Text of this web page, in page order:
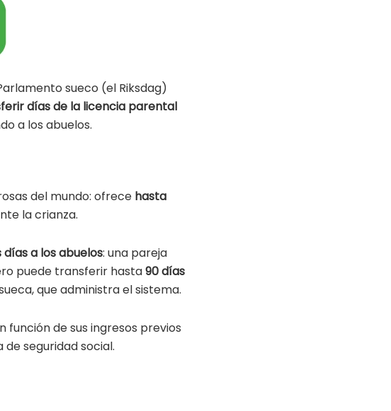
sueco (el Riksdag)
días de la licencia parental
a los abuelos.
del mundo: ofrece hasta
la crianza.
a los abuelos: una pareja
puede transferir hasta90 días
que administra el sistema.
función de sus ingresos previos
de seguridad social.